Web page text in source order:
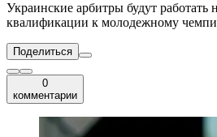
Украинские арбитры будут работать
квалификации к молодежному
Поделиться
0
комментарии